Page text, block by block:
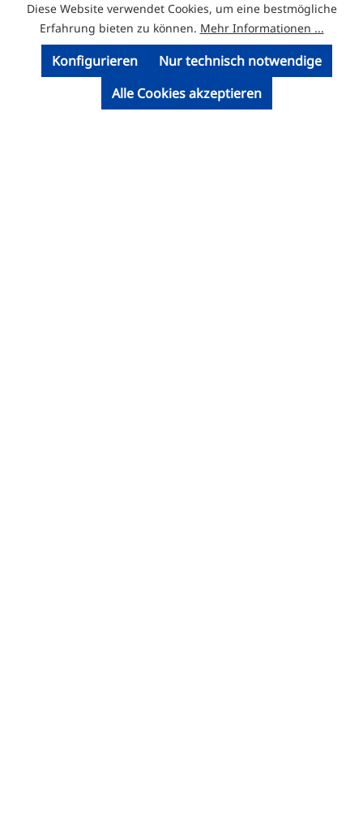
Diese Website verwendet Cookies, um eine bestmögliche
Erfahrung bieten zu können. Mehr Informationen ...
Nur technisch notwendige
Konfigurieren
Alle Cookies akzeptieren